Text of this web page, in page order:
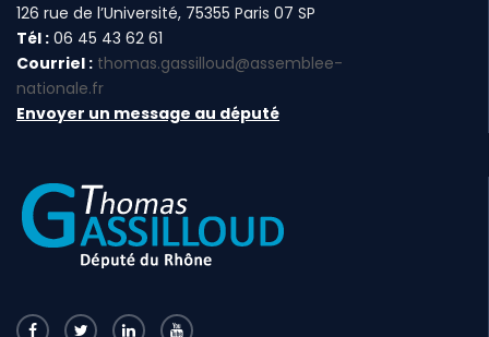
126 rue de l’Université, 75355 Paris 07 SP
Tél : 06 45 43 62 61
Courriel : thomas.gassilloud@assemblee-
nationale.fr
Envoyer un message au député